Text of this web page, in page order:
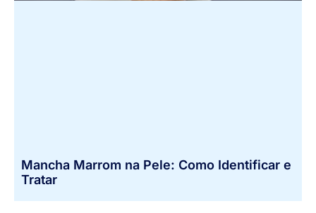
Mancha Marrom na Pele: Como Identificar e
Tratar